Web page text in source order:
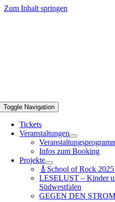
Zum Inhalt springen
Toggle Navigation
Tickets
Veranstaltungen
Infos zum Booking
Projekte
🎸School of Rock
LESELUST – Kinder
Südwestfalen
GEGEN DEN STROM